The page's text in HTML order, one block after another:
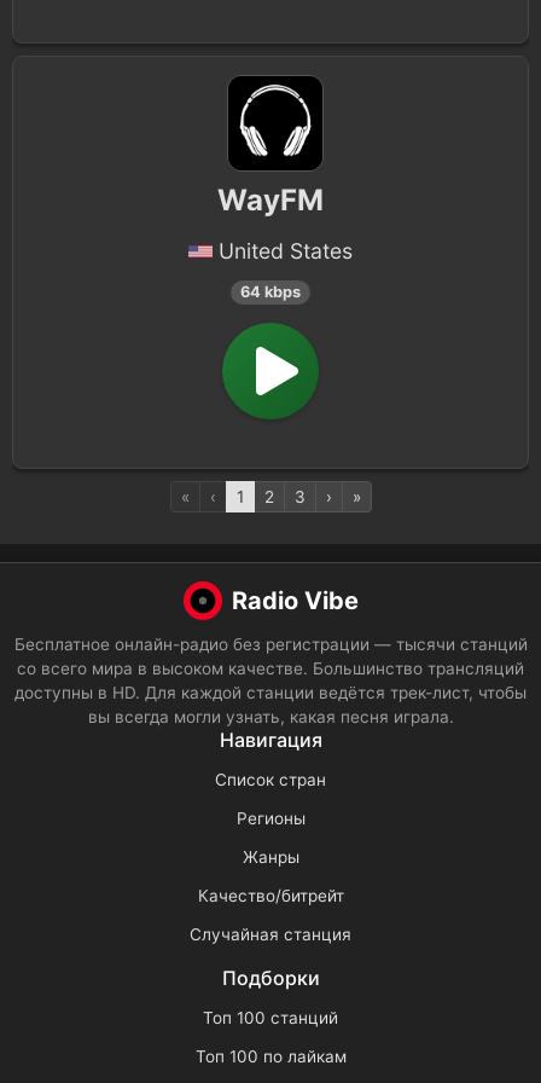
WayFM
United States
64 kbps
« ‹ 1 2 3 › »
Radio Vibe
Бесплатное онлайн-радио без регистрации — тысячи станций
со всего мира в высоком качестве. Большинство трансляций
доступны в HD. Для каждой станции ведётся трек-лист, чтобы
вы всегда могли узнать, какая песня играла.
Навигация
Список стран
Регионы
Жанры
Качество/битрейт
Случайная станция
Подборки
Топ 100 станций
Топ 100 по лайкам